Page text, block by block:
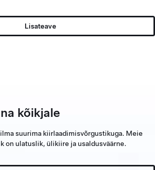
Lisateave
kõikjale
suurima kiirlaadimisvõrgustikuga. Meie
on ulatuslik, ülikiire ja usaldusväärne.